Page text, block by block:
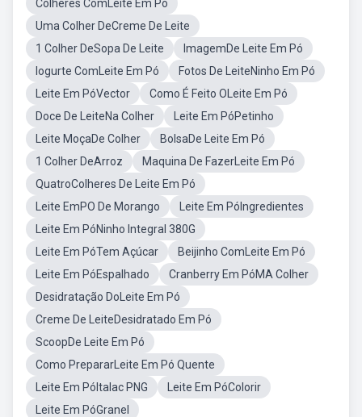
Colheres ComLeite Em Pó
Uma Colher DeCreme De Leite
1 Colher DeSopa De Leite
ImagemDe Leite Em Pó
Iogurte ComLeite Em Pó
Fotos De LeiteNinho Em Pó
Leite Em PóVector
Como É Feito OLeite Em Pó
Doce De LeiteNa Colher
Leite Em PóPetinho
Leite MoçaDe Colher
BolsaDe Leite Em Pó
1 Colher DeArroz
Maquina De FazerLeite Em Pó
QuatroColheres De Leite Em Pó
Leite EmPO De Morango
Leite Em PóIngredientes
Leite Em PóNinho Integral 380G
Leite Em PóTem Açúcar
Beijinho ComLeite Em Pó
Leite Em PóEspalhado
Cranberry Em PóMA Colher
Desidratação DoLeite Em Pó
Creme De LeiteDesidratado Em Pó
ScoopDe Leite Em Pó
Como PrepararLeite Em Pó Quente
Leite Em PóItalac PNG
Leite Em PóColorir
Leite Em PóGranel